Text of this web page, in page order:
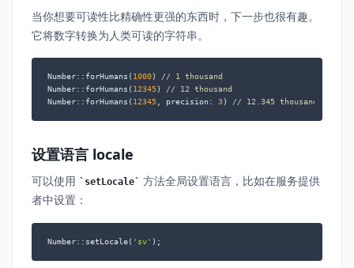
当你想要可读性比精确性更强的东西时，下一步也很有趣。
它将数字转换为人类可读的字符串。
Number::forHumans( 1000)
// 1 thousand
Number::forHumans( 12345)
// 12 thousand
Number::forHumans( 12345, precision: 3) // 12.345 thousand
设置语言 locale
可以使用 setLocale
方法全局设置语言，比如在服务提供
者中设置：
Number::setLocale( 'sv' );